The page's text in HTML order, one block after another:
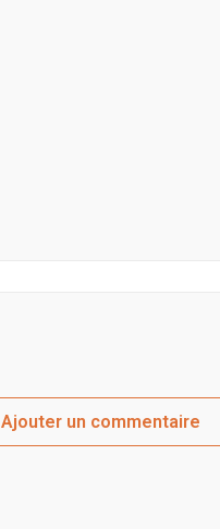
Ajouter un commentaire